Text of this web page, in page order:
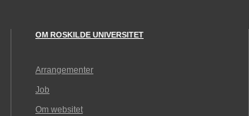
OM ROSKILDE UNIVERSITET
Arrangementer
Job
Om websitet